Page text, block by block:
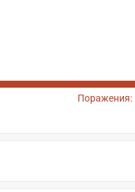
Поражения: